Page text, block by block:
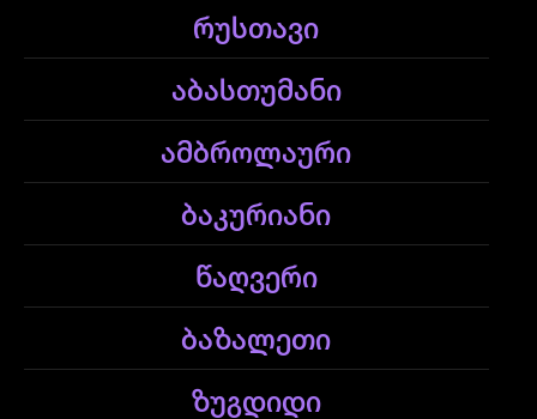
რუსთავი
აბასთუმანი
ამბროლაური
ბაკურიანი
წაღვერი
ბაზალეთი
ზუგდიდი